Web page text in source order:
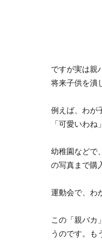
ですが実は親
将来子供を潰
例えば、わが
「可愛いわ
幼稚園などで
の写真まで購
運動会で、わ
この「親バカ
うのです。も